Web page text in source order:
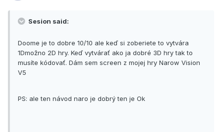
Sesion said:
Doome je to dobre 10/10 ale keď si zoberiete to vytvára
1Dmožno 2D hry. Keď vytvárať ako ja dobré 3D hry tak to
musíte kódovať. Dám sem screen z mojej hry Narow Vision
V5
PS: ale ten návod naro je dobrý ten je Ok